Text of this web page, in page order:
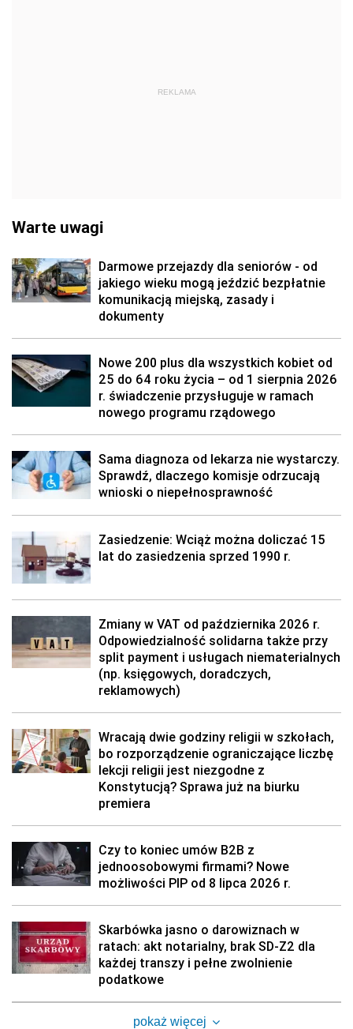
REKLAMA
Warte uwagi
Darmowe przejazdy dla seniorów - od
jakiego wieku mogą jeździć bezpłatnie
komunikacją miejską, zasady i
dokumenty
Nowe 200 plus dla wszystkich kobiet od
25 do 64 roku życia – od 1 sierpnia 2026
r. świadczenie przysługuje w ramach
nowego programu rządowego
Sama diagnoza od lekarza nie wystarczy.
Sprawdź, dlaczego komisje odrzucają
wnioski o niepełnosprawność
Zasiedzenie: Wciąż można doliczać 15
lat do zasiedzenia sprzed 1990 r.
Zmiany w VAT od października 2026 r.
Odpowiedzialność solidarna także przy
split payment i usługach niematerialnych
(np. księgowych, doradczych,
reklamowych)
Wracają dwie godziny religii w szkołach,
bo rozporządzenie ograniczające liczbę
lekcji religii jest niezgodne z
Konstytucją? Sprawa już na biurku
premiera
Czy to koniec umów B2B z
jednoosobowymi firmami? Nowe
możliwości PIP od 8 lipca 2026 r.
Skarbówka jasno o darowiznach w
ratach: akt notarialny, brak SD-Z2 dla
każdej transzy i pełne zwolnienie
podatkowe
pokaż więcej